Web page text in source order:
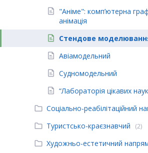
"Аніме": комп’ютерна
анімація
Стендове
Авіамодельний
Судномодельний
“Лабораторія цікавих
Соціально-реабілітаційний
Туристсько-краєзнавчий (2)
Художньо-естетичний